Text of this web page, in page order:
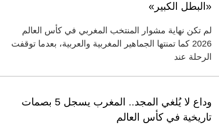
«البطل الكبير»
لم تكن نهاية مشوار المنتخب المغربي في كأس العالم
2026 كما تمنتها الجماهير المغربية والعربية، بعدما توقفت
الرحلة عند
وداع لا يُلغي المجد.. المغرب يسجل 5 بصمات
تاريخية في كأس العالم